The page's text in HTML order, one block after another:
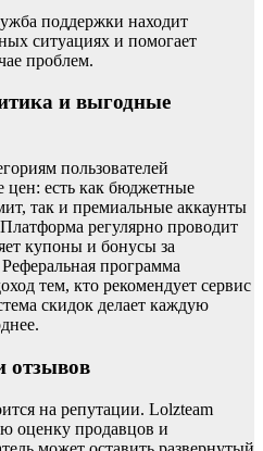
поддержки находит
ситуациях и помогает
проблем.
и выгодные
пользователей
цен: есть как бюджетные
так и премиальные аккаунты
регулярно проводит
купоны и бонусы за
программа
тем, кто рекомендует сервис
скидок делает каждую
отзывов
на репутации. Lolzteam
оценку продавцов и